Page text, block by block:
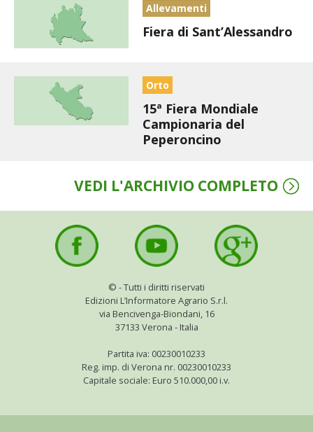
Allevamenti
Fiera di Sant’Alessandro
Orto
15ª Fiera Mondiale
Campionaria del
Peperoncino
VEDI L'ARCHIVIO COMPLETO
© - Tutti i diritti riservati
Edizioni L’Informatore Agrario S.r.l.
via Bencivenga-Biondani, 16
37133 Verona - Italia
Partita iva: 00230010233
Reg. imp. di Verona nr. 00230010233
Capitale sociale: Euro 510.000,00 i.v.